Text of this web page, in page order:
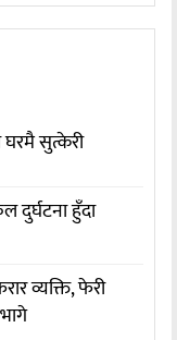
घरमै सुत्केरी
दुर्घटना हुँदा
व्यक्ति, फेरी